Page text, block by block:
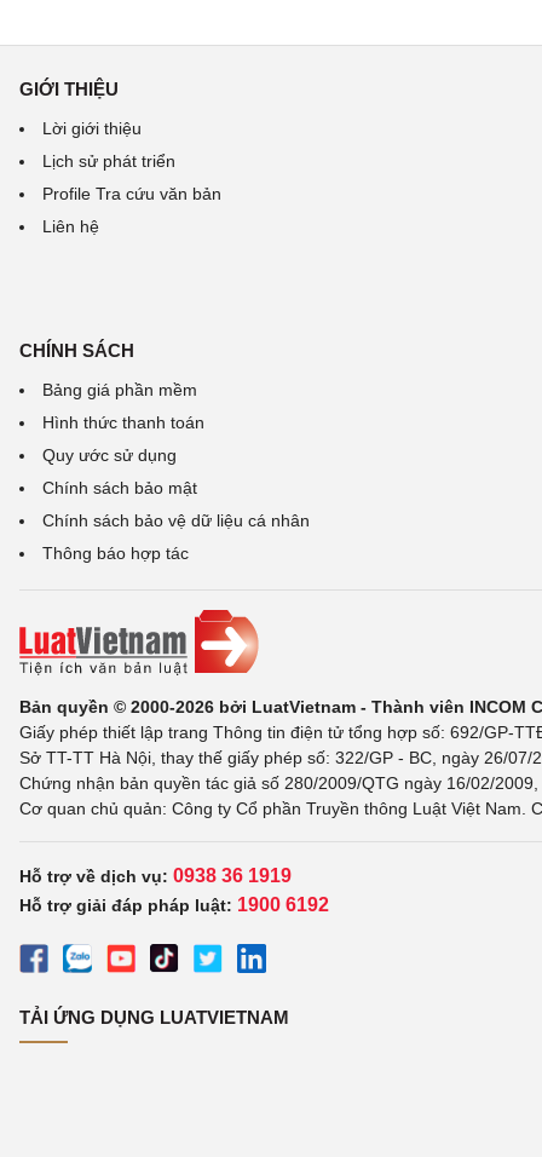
GIỚI THIỆU
Lời giới thiệu
Lịch sử phát triển
Profile Tra cứu văn bản
Liên hệ
CHÍNH SÁCH
Bảng giá phần mềm
Hình thức thanh toán
Quy ước sử dụng
Chính sách bảo mật
Chính sách bảo vệ dữ liệu cá nhân
Thông báo hợp tác
Bản quyền © 2000-2026 bởi LuatVietnam - Thành viên INCOM
Giấy phép thiết lập trang Thông tin điện tử tổng hợp số: 692/GP-
Sở TT-TT Hà Nội, thay thế giấy phép số: 322/GP - BC, ngày 26/
Chứng nhận bản quyền tác giả số 280/2009/QTG ngày 16/02/
Cơ quan chủ quản: Công ty Cổ phần Truyền thông Luật Việt Nam.
Hỗ trợ về dịch vụ: 0938 36 1919
Hỗ trợ giải đáp pháp luật: 1900 6192
TẢI ỨNG DỤNG LUATVIETNAM